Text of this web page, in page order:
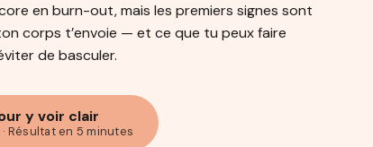
en burn-out, mais les premiers signes sont
corps t’envoie — et ce que tu peux faire
de basculer.
y voir clair
Résultat en 5 minutes